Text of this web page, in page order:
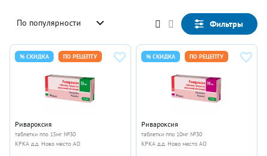
По популярности Фильтры
% СКИДКА ПО РЕЦЕПТУ
Ривароксия
таблетки ппо 15мг №30
КРКА д.д. Ново место АО
% СКИДКА ПО РЕЦЕПТУ
Ривароксия
таблетки ппо 10мг №30
КРКА д.д. Ново место АО